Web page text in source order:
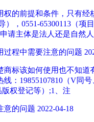
的前提和条件，只有
），0551-65300113（
请主体是法人还是自然
过程中需要注意的问题
标该如何使用也不知
：19855107810（V同
权登记等）;1、注
意的问题 2022-04-18